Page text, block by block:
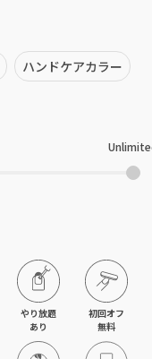
ハンドケアカラー
やり放題
あり
初回オフ
無料